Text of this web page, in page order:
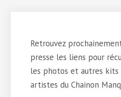
Retrouvez
presse les liens pour
les photos et autres kits
artistes du Chainon